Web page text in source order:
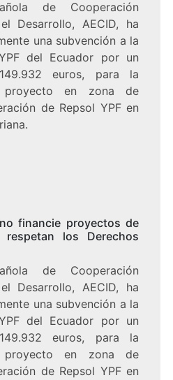
de Cooperación
Desarrollo, AECID, ha
una subvención a la
del Ecuador por un
euros, para la
en zona de
de Repsol YPF en
financie proyectos de
los Derechos
de Cooperación
Desarrollo, AECID, ha
una subvención a la
del Ecuador por un
euros, para la
en zona de
de Repsol YPF en